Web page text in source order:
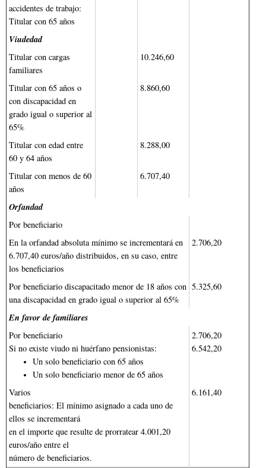
accidentes de trabajo:
Titular con 65 años
Viudedad
Titular con cargas
familiares
10.246,60
Titular con 65 años o
con discapacidad en
grado igual o superior al
65%
8.860,60
Titular con edad entre
60 y 64 años
8.288,00
Titular con menos de 60
años
6.707,40
Orfandad
Por beneficiario
En la orfandad absoluta mínimo se incrementará en
6.707,40 euros/año distribuidos, en su caso, entre
los beneficiarios
2.706,20
Por beneficiario discapacitado menor de 18 años con
una discapacidad en grado igual o superior al 65%
5.325,60
En favor de familiares
Por beneficiario
Si no existe viudo ni huérfano pensionistas:
Un solo beneficiario con 65 años
Un solo beneficiario menor de 65 años
2.706,20
6.542,20
Varios
beneficiarios: El mínimo asignado a cada uno de
ellos se incrementará
en el importe que resulte de prorratear 4.001,20
euros/año entre el
número de beneficiarios.
6.161,40